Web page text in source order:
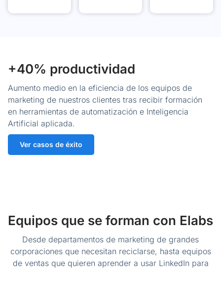
+40% productividad
Aumento medio en la eficiencia de los equipos de
marketing de nuestros clientes tras recibir formación
en herramientas de automatización e Inteligencia
Artificial aplicada.
Ver casos de éxito
Equipos que se forman con Elabs
Desde departamentos de marketing de grandes
corporaciones que necesitan reciclarse, hasta equipos
de ventas que quieren aprender a usar LinkedIn para